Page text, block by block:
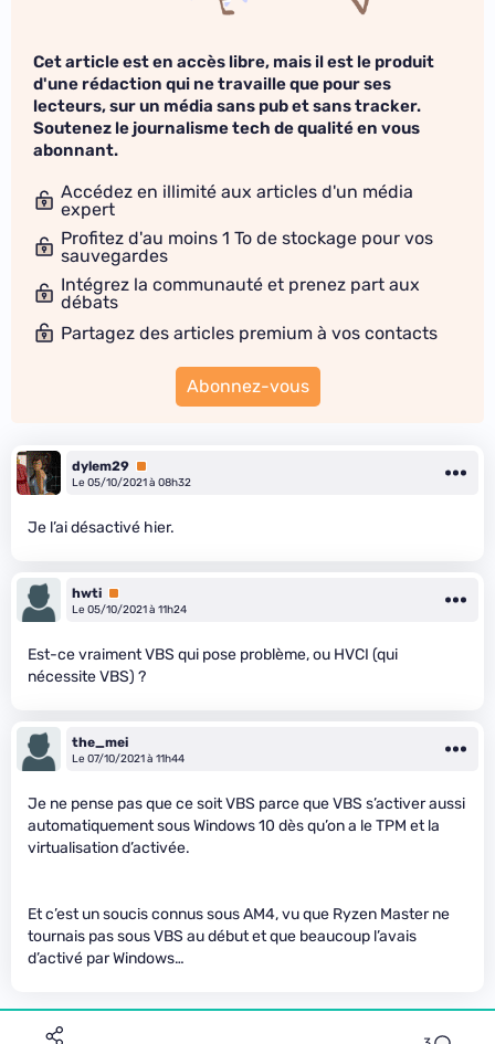
Cet article est en accès libre, mais il est le produit
d'une rédaction qui ne travaille que pour ses
lecteurs, sur un média sans pub et sans tracker.
Soutenez le journalisme tech de qualité en vous
abonnant.
Accédez en illimité aux articles d'un média
expert
Profitez d'au moins 1 To de stockage pour vos
sauvegardes
Intégrez la communauté et prenez part aux
débats
Partagez des articles premium à vos contacts
Abonnez-vous
dylem29 Premium
Le 05/10/2021 à 08h32
Je l’ai désactivé hier.
hwti Premium
Le 05/10/2021 à 11h24
Est-ce vraiment VBS qui pose problème, ou HVCI (qui
nécessite VBS) ?
the_mei
Le 07/10/2021 à 11h44
Je ne pense pas que ce soit VBS parce que VBS s’activer aussi
automatiquement sous Windows 10 dès qu’on a le TPM et la
virtualisation d’activée.
Et c’est un soucis connus sous AM4, vu que Ryzen Master ne
tournais pas sous VBS au début et que beaucoup l’avais
d’activé par Windows…